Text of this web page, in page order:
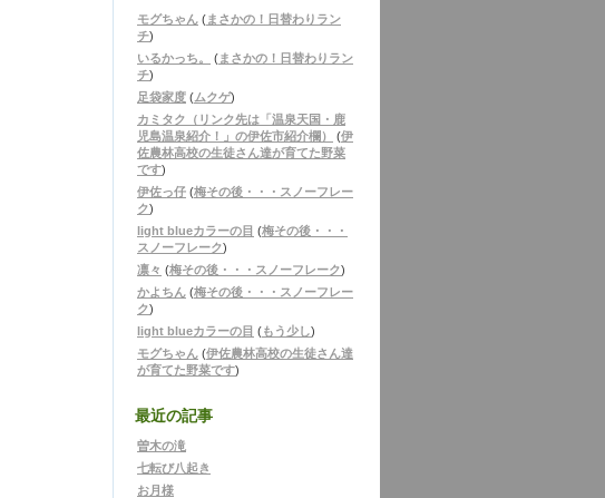
モグちゃん (まさかの！日替わりラン
チ)
いるかっち。
(まさかの！日替わりラン
チ)
足袋家度 (ムクゲ)
カミタク（リンク先は「温泉天国・鹿
児島温泉紹介！」の伊佐市紹介欄）
(伊
佐農林高校の生徒さん達が育てた野菜
です)
伊佐っ仔 (梅その後・・・スノーフレー
ク)
light blueカラーの目 (梅その後・・・
スノーフレーク)
凛々 (梅その後・・・スノーフレーク)
かよちん (梅その後・・・スノーフレー
ク)
light blueカラーの目 (もう少し)
モグちゃん (伊佐農林高校の生徒さん達
が育てた野菜です)
最近の記事
曽木の滝
七転び八起き
お月様